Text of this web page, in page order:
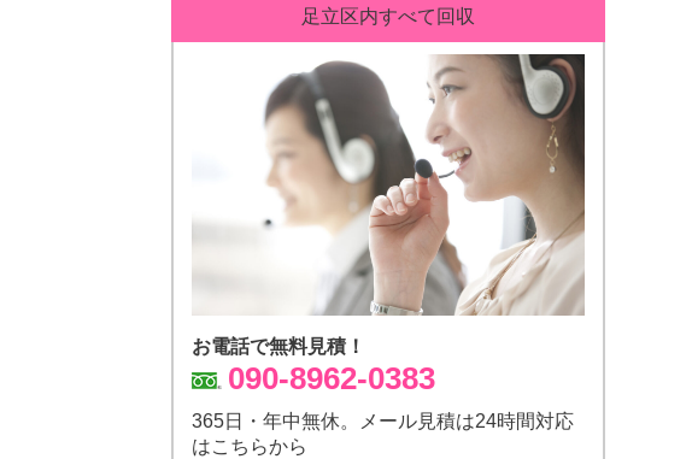
足立区内すべて回収
お電話で無料見積！
090-8962-0383
365日・年中無休。メール見積は24時間対応
はこちらから